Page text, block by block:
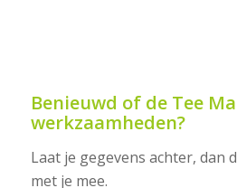
Benieuwd of de Tee
werkzaamheden?
Laat je gegevens achter, dan
met je mee.